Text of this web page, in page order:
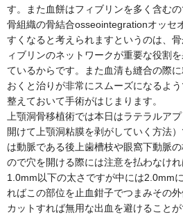
す。また血餅はフィブリンを多く含む
骨組織の骨結合osseointegrationオッセ
すくなると考えられますというのは、
ィブリンのネットワークが重要な役割
ているからです。また血清も縫合の際
おくと治りが非常にスムーズになるよ
整えておいて手術がはじまります。
上顎洞骨移植術では本日はラテラルア
開けて上顎洞粘膜を剥がしていく方法
は動脈である後上歯槽枝や眼窩下動脈
ので穴を開ける際には注意を払わなけ
1.0mm以下の太さですが中には2.0mm
ればこの部位を止血鉗子でつまみその
カットすれば無用な出血を避けること